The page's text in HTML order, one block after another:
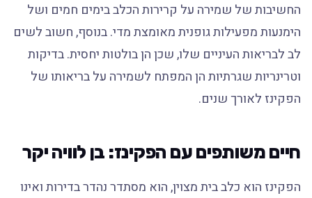
החשיבות של שמירה על קרירות הכלב בימים חמים ושל
הימנעות מפעילות גופנית מאומצת מדי. בנוסף, חשוב לשים
לב לבריאות העיניים שלו, שכן הן בולטות יחסית. בדיקות
וטרינריות שגרתיות הן המפתח לשמירה על בריאותו של
הפקינז לאורך שנים.
חיים משותפים עם הפקינז: בן לוויה יקר
הפקינז הוא כלב בית מצוין, הוא מסתדר נהדר בדירות ואינו